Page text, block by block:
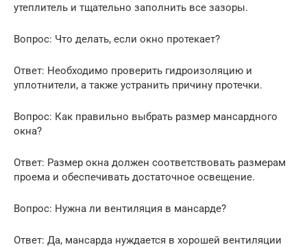
утеплитель и тщательно заполнить все зазоры.
Вопрос: Что делать, если окно протекает?
Ответ: Необходимо проверить гидроизоляцию и
уплотнители, а также устранить причину протечки.
Вопрос: Как правильно выбрать размер мансардного
окна?
Ответ: Размер окна должен соответствовать размерам
проема и обеспечивать достаточное освещение.
Вопрос: Нужна ли вентиляция в мансарде?
Ответ: Да, мансарда нуждается в хорошей вентиляции